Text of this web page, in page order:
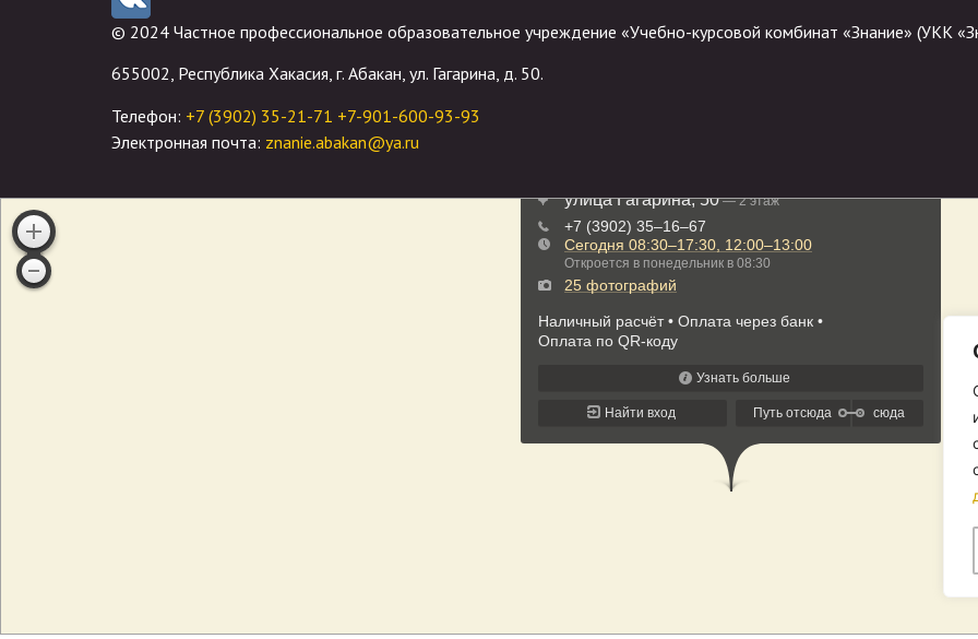
© 2024 Частное профессиональное образовательное учреждение «Учебно-курсовой комбинат «Знание» (УКК
655002, Республика Хакасия, г. Абакан, ул. Гагарина, д. 50.
Телефон: +7 (3902) 35-21-71 +7-901-600-93-93
Электронная почта: znanie.abakan@ya.ru